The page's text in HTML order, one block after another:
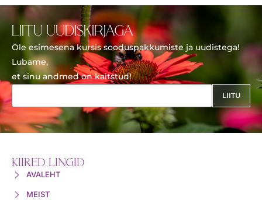
LIITU UUDISKIRJAGA
Ole esimesena kursis sooduspakkumiste ja uudistega!
Lubame,
et sinu andmed on kaitstud!
KIIRED LINGID
AVALEHT
MEIST